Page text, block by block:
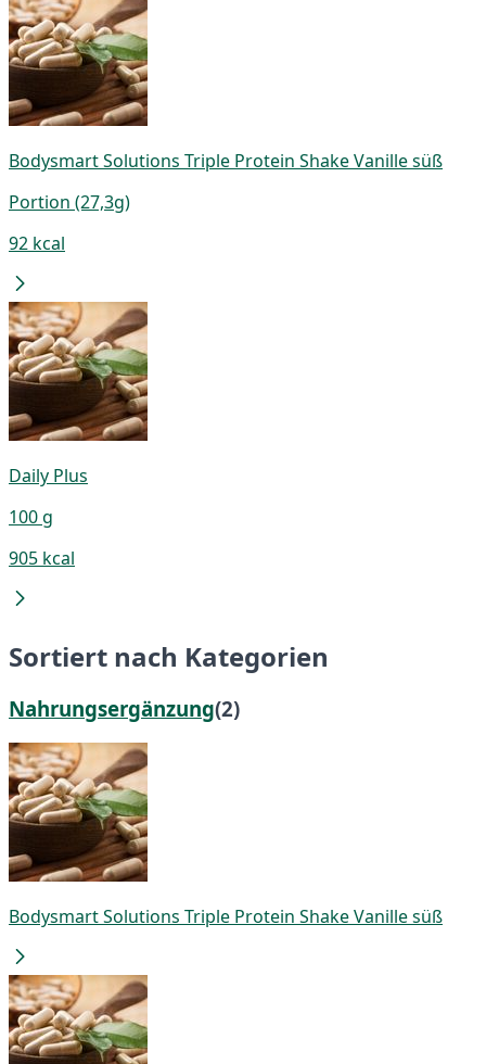
Bodysmart Solutions Triple Protein Shake Vanille süß
Portion (27,3g)
92 kcal
Daily Plus
100 g
905 kcal
Sortiert nach Kategorien
Nahrungsergänzung(2)
Bodysmart Solutions Triple Protein Shake Vanille süß